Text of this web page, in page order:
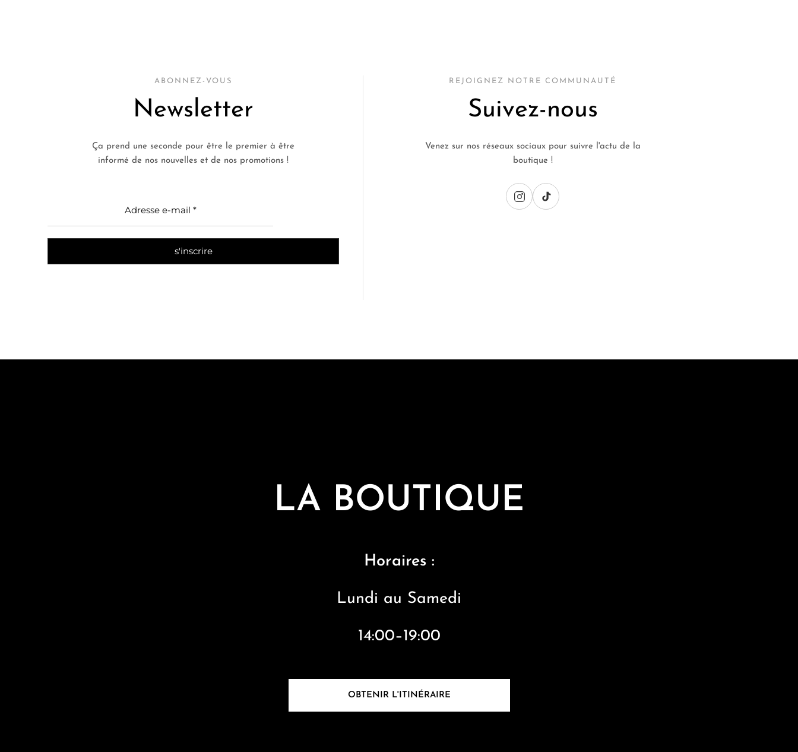
ABONNEZ-VOUS
Newsletter
Ça prend une seconde pour être le premier à être
informé de nos nouvelles et de nos promotions !
REJOIGNEZ NOTRE COMMUNAUTÉ
Suivez-nous
Venez sur nos réseaux sociaux pour suivre l'actu de la
boutique !
LA BOUTIQUE
Horaires :
Lundi au Samedi
14:00–19:00
OBTENIR L'ITINÉRAIRE